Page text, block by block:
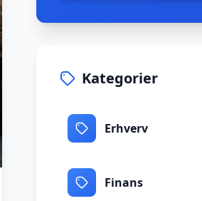
Kategorier
Erhverv
Finans